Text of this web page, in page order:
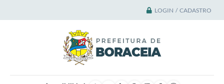
LOGIN / CADASTRO